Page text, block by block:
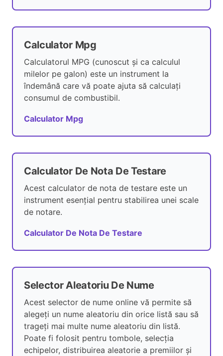
Calculator Mpg
Calculatorul MPG (cunoscut și ca calculul
milelor pe galon) este un instrument la
îndemână care vă poate ajuta să calculați
consumul de combustibil.
Calculator Mpg
Calculator De Nota De Testare
Acest calculator de nota de testare este un
instrument esențial pentru stabilirea unei scale
de notare.
Calculator De Nota De Testare
Selector Aleatoriu De Nume
Acest selector de nume online vă permite să
alegeți un nume aleatoriu din orice listă sau să
trageți mai multe nume aleatoriu din listă.
Poate fi folosit pentru tombole, selecția
echipelor, distribuirea aleatorie a premiilor și